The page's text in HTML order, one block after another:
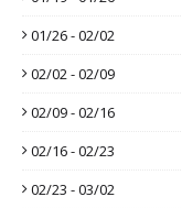
01/26 - 02/02
02/02 - 02/09
02/09 - 02/16
02/16 - 02/23
02/23 - 03/02